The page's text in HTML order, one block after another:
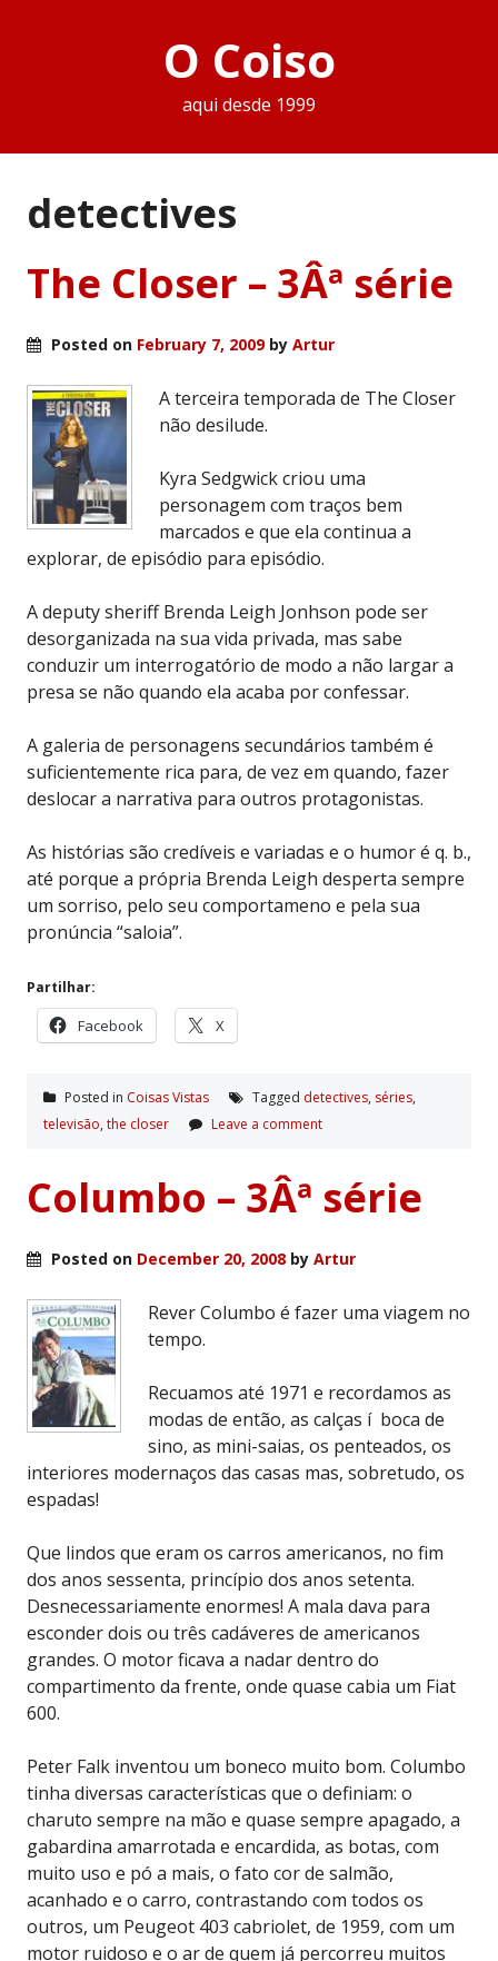
O Coiso
aqui desde 1999
detectives
The Closer – 3Âª série
Posted on February 7, 2009by Artur
A terceira temporada de The Closer
não desilude.
Kyra Sedgwick criou uma
personagem com traços bem
marcados e que ela continua a
explorar, de episódio para episódio.
A deputy sheriff Brenda Leigh Jonhson pode ser
desorganizada na sua vida privada, mas sabe
conduzir um interrogatório de modo a não largar a
presa se não quando ela acaba por confessar.
A galeria de personagens secundários também é
suficientemente rica para, de vez em quando, fazer
deslocar a narrativa para outros protagonistas.
As histórias são credíveis e variadas e o humor é q. b.,
até porque a própria Brenda Leigh desperta sempre
um sorriso, pelo seu comportameno e pela sua
pronúncia “saloia”.
Partilhar:
Facebook X
Posted in Coisas Vistas Tagged detectives, séries,
televisão, the closer Leave a comment
Columbo – 3Âª série
Posted on December 20, 2008 by Artur
Rever Columbo é fazer uma viagem no
tempo.
Recuamos até 1971 e recordamos as
modas de então, as calças í boca de
sino, as mini-saias, os penteados, os
interiores modernaços das casas mas, sobretudo, os
espadas!
Que lindos que eram os carros americanos, no fim
dos anos sessenta, princípio dos anos setenta.
Desnecessariamente enormes! A mala dava para
esconder dois ou três cadáveres de americanos
grandes. O motor ficava a nadar dentro do
compartimento da frente, onde quase cabia um Fiat
600.
Peter Falk inventou um boneco muito bom. Columbo
tinha diversas características que o definiam: o
charuto sempre na mão e quase sempre apagado, a
gabardina amarrotada e encardida, as botas, com
muito uso e pó a mais, o fato cor de salmão,
acanhado e o carro, contrastando com todos os
outros, um Peugeot 403 cabriolet, de 1959, com um
motor ruidoso e o ar de quem já percorreu muitos